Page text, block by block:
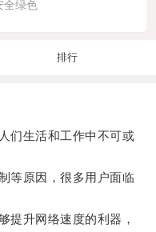
全绿色
排行
生活和工作中不可或
原因，很多用户面临
升网络速度的利器，